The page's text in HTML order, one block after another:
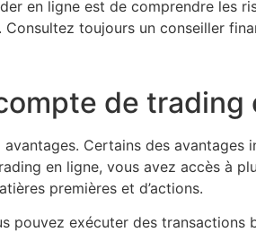
en ligne est de comprendre les
toujours un conseiller
de trading
Certains des avantages
en ligne, vous avez accès à
premières et d’actions.
pouvez exécuter des transactions